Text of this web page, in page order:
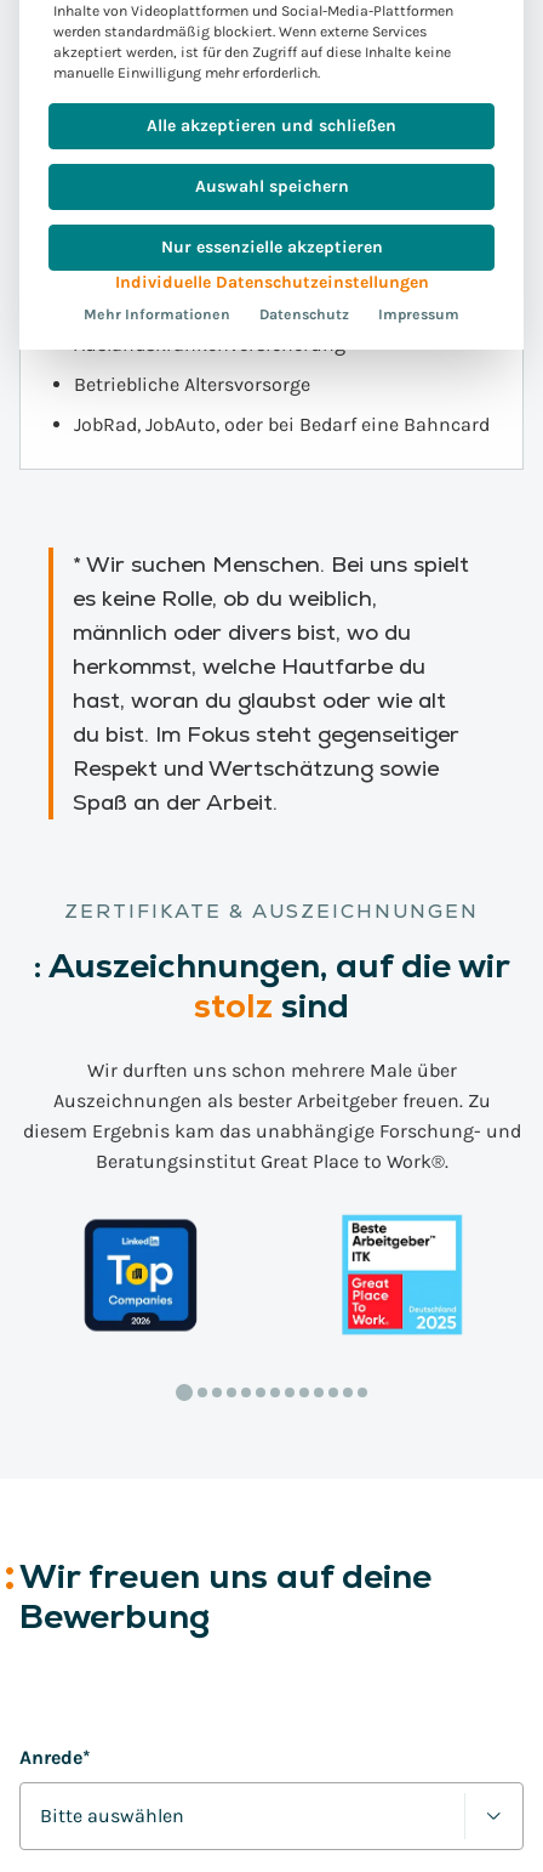
Bei uns bekommst du mehr
Private Unfallversicherung
Auslandskrankenversicherung
Betriebliche Altersvorsorge
JobRad, JobAuto, oder bei Bedarf eine Bahncard
* Wir suchen Menschen. Bei uns spielt
es keine Rolle, ob du weiblich,
männlich oder divers bist, wo du
herkommst, welche Hautfarbe du
hast, woran du glaubst oder wie alt
du bist. Im Fokus steht gegenseitiger
Respekt und Wertschätzung sowie
Spaß an der Arbeit.
ZERTIFIKATE & AUSZEICHNUNGEN
:Auszeichnungen, auf die wir
stolz sind
Wir durften uns schon mehrere Male über
Auszeichnungen als bester Arbeitgeber freuen. Zu
diesem Ergebnis kam das unabhängige Forschung- und
Beratungsinstitut Great Place to Work®.
Wir freuen uns auf deine
Bewerbung
Anrede*
Inhalte von Videoplattformen und Social-Media-Plattformen
werden standardmäßig blockiert. Wenn externe Services
akzeptiert werden, ist für den Zugriff auf diese Inhalte keine
manuelle Einwilligung mehr erforderlich.
Alle akzeptieren und schließen
Auswahl speichern
Nur essenzielle akzeptieren
Individuelle Datenschutzeinstellungen
Mehr Informationen Datenschutz Impressum